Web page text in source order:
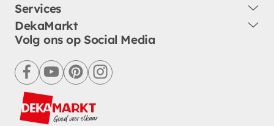
Services
DekaMarkt
Volg ons op Social Media
facebookyoutubepinterestinstagram